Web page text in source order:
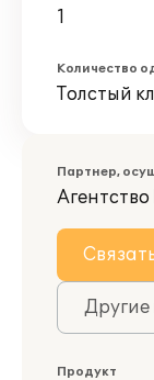
1
Количество
Толстый
Партнер,
Продукт